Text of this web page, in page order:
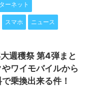
ーネット
スマホ ニュース
週穫祭 第4弾まと
ワイモバイルから
乗換出来る件！